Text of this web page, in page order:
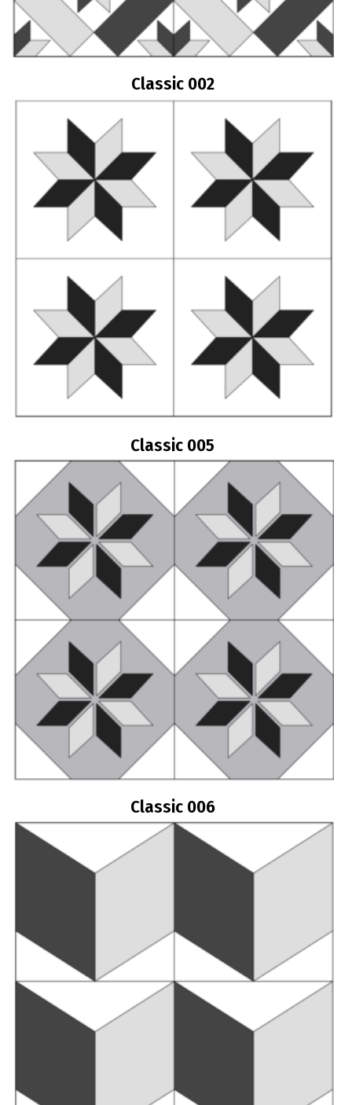
Classic 002
Διαβάστε περισσότερα
Classic 005
Διαβάστε περισσότερα
Classic 006
Διαβάστε περισσότερα